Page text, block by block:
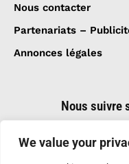
We value your
Nous contacter
Partenariats –
Annonces légales
Nous suivre